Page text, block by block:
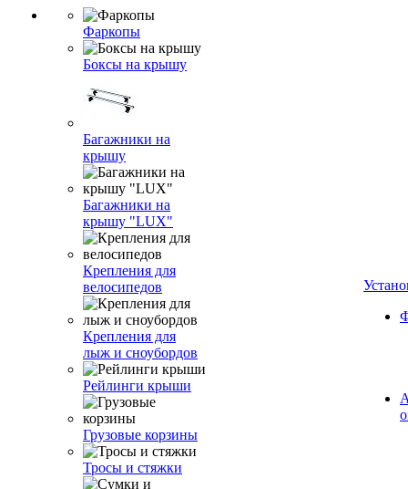
Фаркопы
Боксы на крышу
Багажники на
крышу
Багажники на
крышу "LUX"
Крепления для
велосипедов
Крепления для
лыж и сноубордов
Рейлинги крыши
Грузовые корзины
Тросы и стяжки